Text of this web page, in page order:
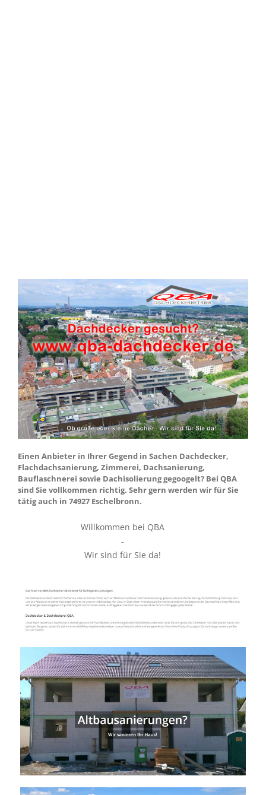
Einen Anbieter in Ihrer Gegend in Sachen Dachdecker,
Flachdachsanierung, Zimmerei, Dachsanierung,
Bauflaschnerei sowie Dachisolierung gegoogelt? Bei QBA
sind Sie vollkommen richtig. Sehr gern werden wir für Sie
tätig auch in 74927 Eschelbronn.
Willkommen bei QBA
-
Wir sind für Sie da!